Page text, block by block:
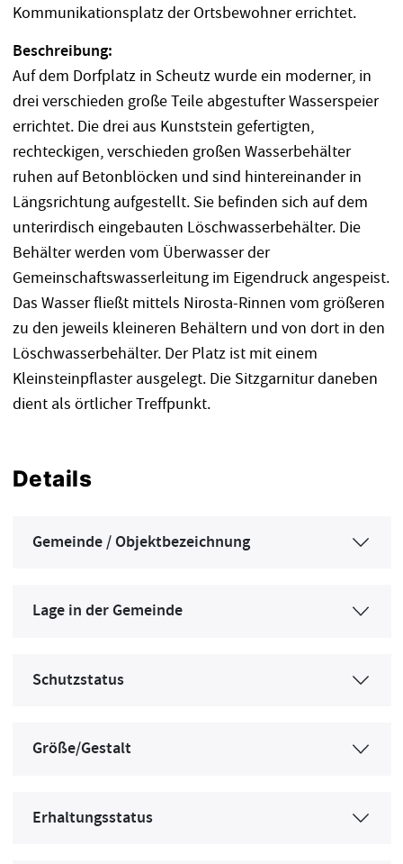
Kommunikationsplatz der Ortsbewohner errichtet.
Beschreibung:
Auf dem Dorfplatz in Scheutz wurde ein moderner, in
drei verschieden große Teile abgestufter Wasserspeier
errichtet. Die drei aus Kunststein gefertigten,
rechteckigen, verschieden großen Wasserbehälter
ruhen auf Betonblöcken und sind hintereinander in
Längsrichtung aufgestellt. Sie befinden sich auf dem
unterirdisch eingebauten Löschwasserbehälter. Die
Behälter werden vom Überwasser der
Gemeinschaftswasserleitung im Eigendruck angespeist.
Das Wasser fließt mittels Nirosta-Rinnen vom größeren
zu den jeweils kleineren Behältern und von dort in den
Löschwasserbehälter. Der Platz ist mit einem
Kleinsteinpflaster ausgelegt. Die Sitzgarnitur daneben
dient als örtlicher Treffpunkt.
Details
Gemeinde / Objektbezeichnung
Lage in der Gemeinde
Schutzstatus
Größe/Gestalt
Erhaltungsstatus